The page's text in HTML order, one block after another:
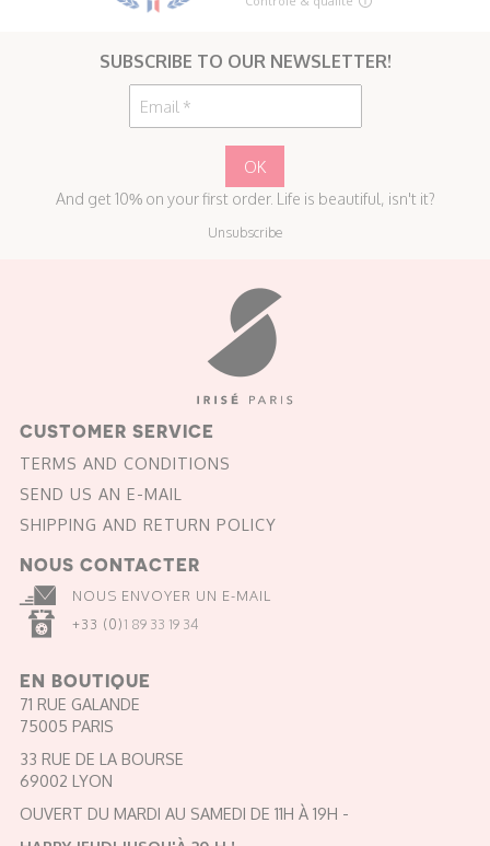
SUBSCRIBE TO OUR NEWSLETTER!
And get 10% on your first order. Life is beautiful, isn't it?
Unsubscribe
CUSTOMER SERVICE
TERMS AND CONDITIONS
SEND US AN E-MAIL
SHIPPING AND RETURN POLICY
NOUS CONTACTER
NOUS ENVOYER UN E-MAIL
+33 (0)1 89 33 19 34
EN BOUTIQUE
71 RUE GALANDE
75005 PARIS
33 RUE DE LA BOURSE
69002 LYON
OUVERT DU MARDI AU SAMEDI DE 11H À 19H -